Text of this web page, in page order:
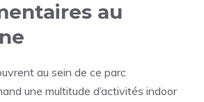
au
au sein de ce parc
une multitude d’activités indoor